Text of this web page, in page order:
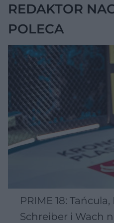
REDAKTOR
POLECA
PRIME 18:
Schreiber i Wach